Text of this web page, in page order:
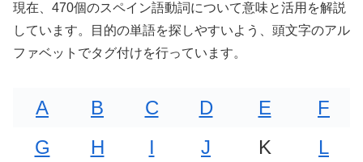
現在、470個のスペイン語動詞について意味と活用を解説
しています。目的の単語を探しやすいよう、頭文字のアル
ファベットでタグ付けを行っています。
A B C D E
F
G
H I J K
L